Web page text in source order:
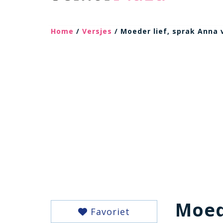
Home / Versjes / Moeder lief, sprak Anna
Favoriet